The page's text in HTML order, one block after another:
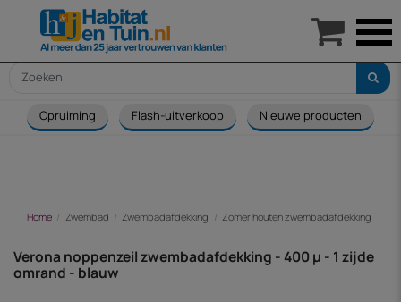
Opruiming Flash-uitverkoop Nieuwe producten
Home Zwembad Zwembadafdekking Zomer houten zwembadafdekking
Verona noppenzeil zwembadafdekking - 400 µ - 1 zijde
omrand - blauw
